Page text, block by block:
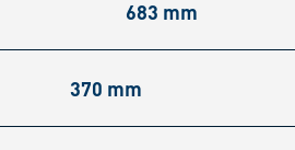
683 mm
370 mm